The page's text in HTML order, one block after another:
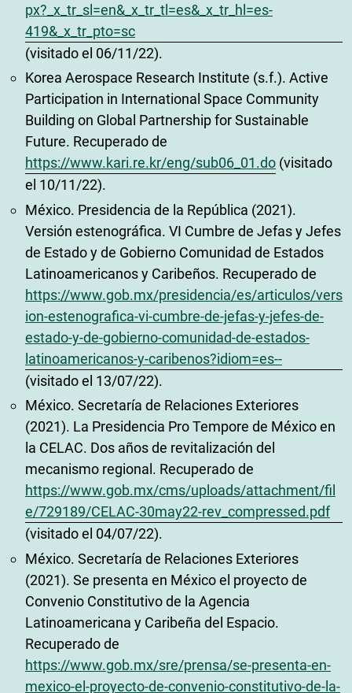
px?_x_tr_sl=en&_x_tr_tl=es&_x_tr_hl=es-
419&_x_tr_pto=sc
(visitado el 06/11/22).
Korea Aerospace Research Institute (s.f.). Active
Participation in International Space Community
Building on Global Partnership for Sustainable
Future. Recuperado de
https://www.kari.re.kr/eng/sub06_01.do (visitado
el 10/11/22).
México. Presidencia de la República (2021).
Versión estenográfica. VI Cumbre de Jefas y Jefes
de Estado y de Gobierno Comunidad de Estados
Latinoamericanos y Caribeños. Recuperado de
https://www.gob.mx/presidencia/es/articulos/vers
ion-estenografica-vi-cumbre-de-jefas-y-jefes-de-
estado-y-de-gobierno-comunidad-de-estados-
latinoamericanos-y-caribenos?idiom=es--
(visitado el 13/07/22).
México. Secretaría de Relaciones Exteriores
(2021). La Presidencia Pro Tempore de México en
la CELAC. Dos años de revitalización del
mecanismo regional. Recuperado de
https://www.gob.mx/cms/uploads/attachment/fil
e/729189/CELAC-30may22-rev_compressed.pdf
(visitado el 04/07/22).
México. Secretaría de Relaciones Exteriores
(2021). Se presenta en México el proyecto de
Convenio Constitutivo de la Agencia
Latinoamericana y Caribeña del Espacio.
Recuperado de
https://www.gob.mx/sre/prensa/se-presenta-en-
mexico-el-proyecto-de-convenio-constitutivo-de-la-